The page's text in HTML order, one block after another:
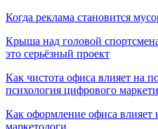
Когда реклама становится
Крыша над головой
это серьёзный проект
Как чистота офиса влияет на
психология цифрового
Как оформление офиса влияет
маркетологи